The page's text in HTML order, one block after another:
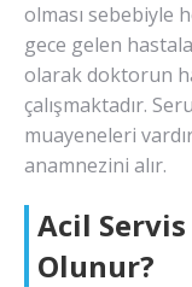
olması sebebiyle
gece gelen
olarak doktorun
çalışmaktadır.
muayeneleri
anamnezini alır.
Acil
Olunur?